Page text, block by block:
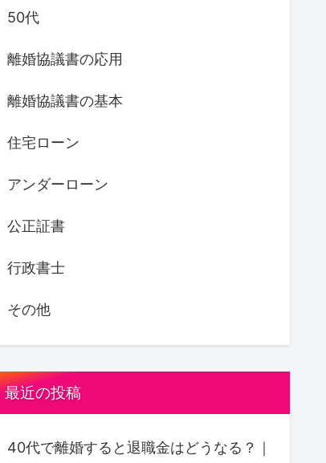
50代
離婚協議書の応用
離婚協議書の基本
住宅ローン
アンダーローン
公正証書
行政書士
その他
最近の投稿
40代で離婚すると退職金はどうなる？｜